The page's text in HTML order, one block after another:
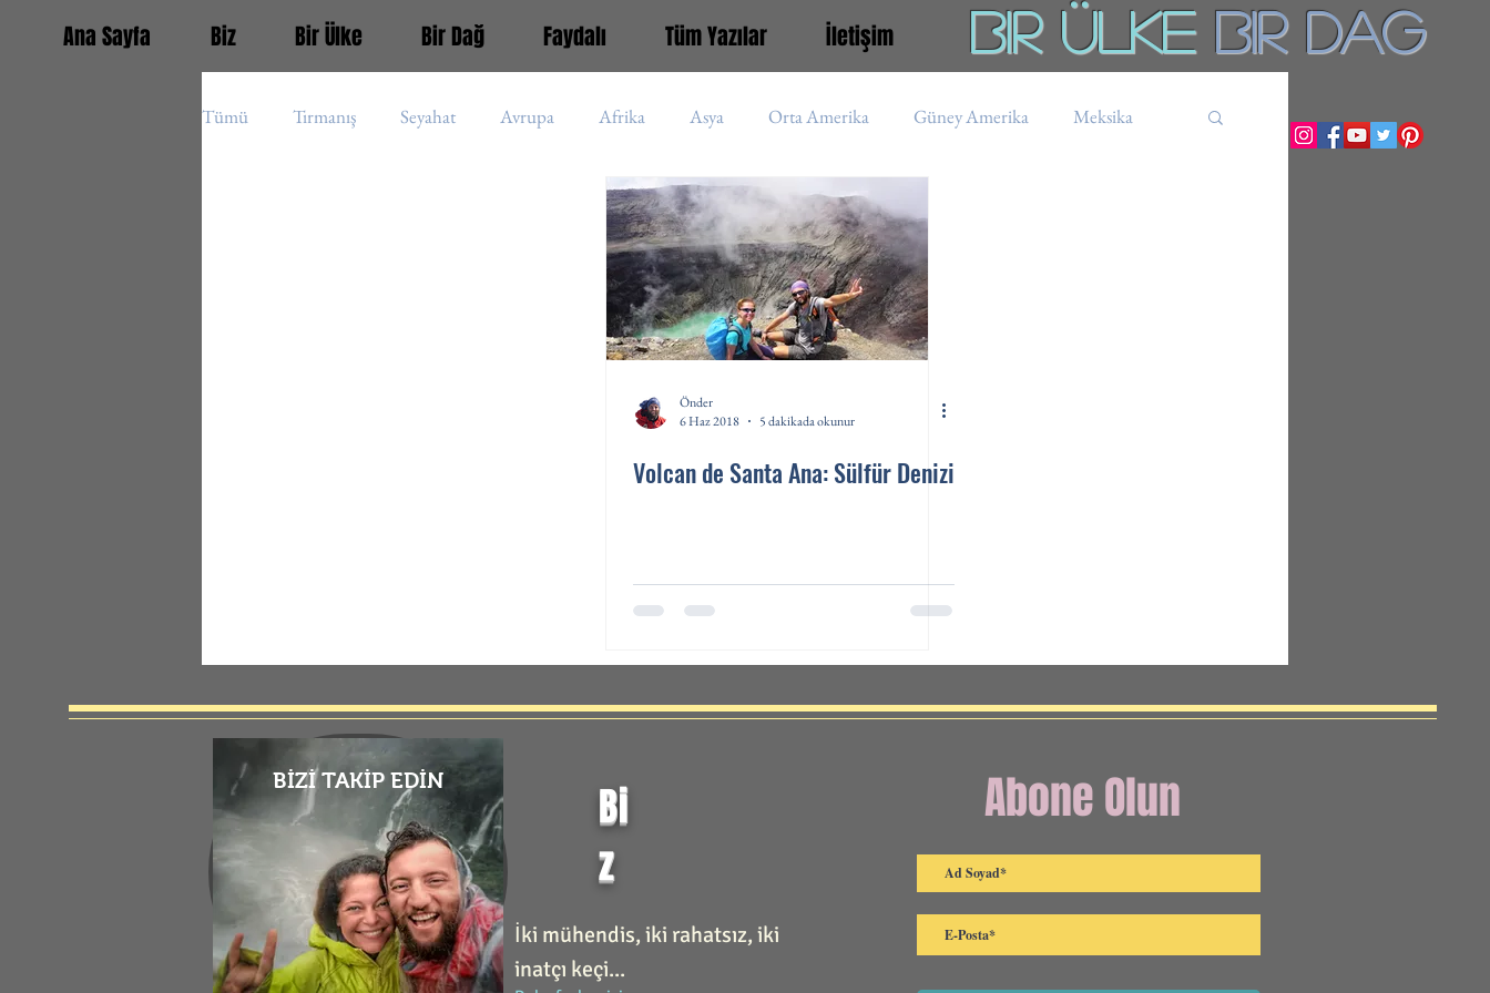
Bir ÜLKEBiR DAg
Ana Sayfa Biz Bir Ülke Bir Dağ Faydalı Tüm Yazılar İletişim
Tümü Tırmanış Seyahat Avrupa Afrika Asya Orta Amerika Güney Amerika Meksika
Aladağlar Kaçkar Rusya Nepal
Afrika (s) Güney Amerika (s) Peru
Önder
6 Haz 2018
5 dakikada okunur
Volcan de Santa Ana: Sülfür Denizi
BİZİ TAKİP EDİN
Bi
z
İki mühendis, iki rahatsız, iki
inatçı keçi...
Abone Olun